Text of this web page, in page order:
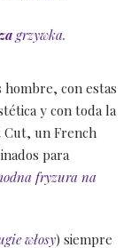
grzywka.
con estas
y con toda la
Cut, un French
para
fryzura na
włosy) siempre